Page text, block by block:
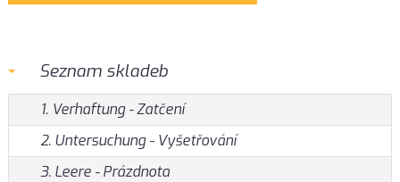
Seznam skladeb
1. Verhaftung - Zatčení
2. Untersuchung - Vyšetřování
3. Leere - Prázdnota